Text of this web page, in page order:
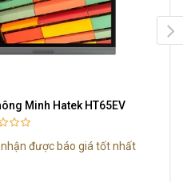
Minh Hatek HT65EV
được báo giá tốt nhất